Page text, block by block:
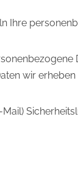
Ihre
wir